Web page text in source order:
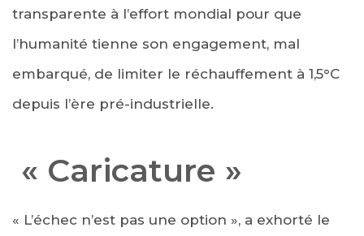
transparente à l’effort mondial pour que
l’humanité tienne son engagement, mal
embarqué, de limiter le réchauffement à 1,5°C
depuis l’ère pré-industrielle.
« Caricature »
« L’échec n’est pas une option », a exhorté le